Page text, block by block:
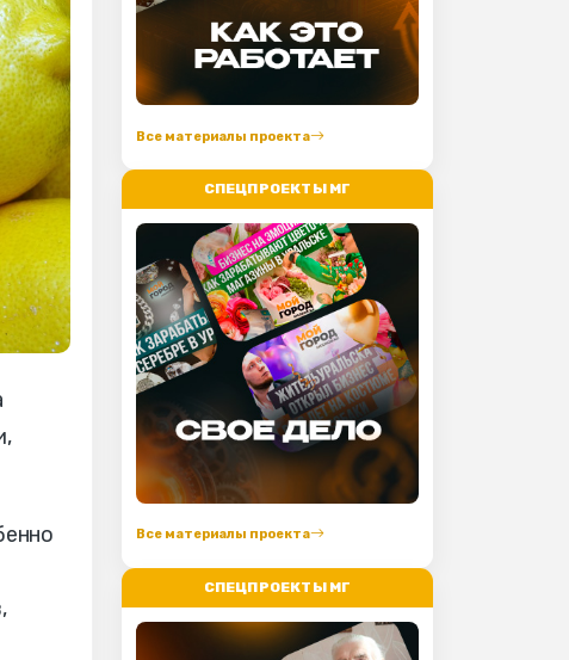
Все материалы проекта
СПЕЦПРОЕКТЫ МГ
Все материалы проекта
СПЕЦПРОЕКТЫ МГ